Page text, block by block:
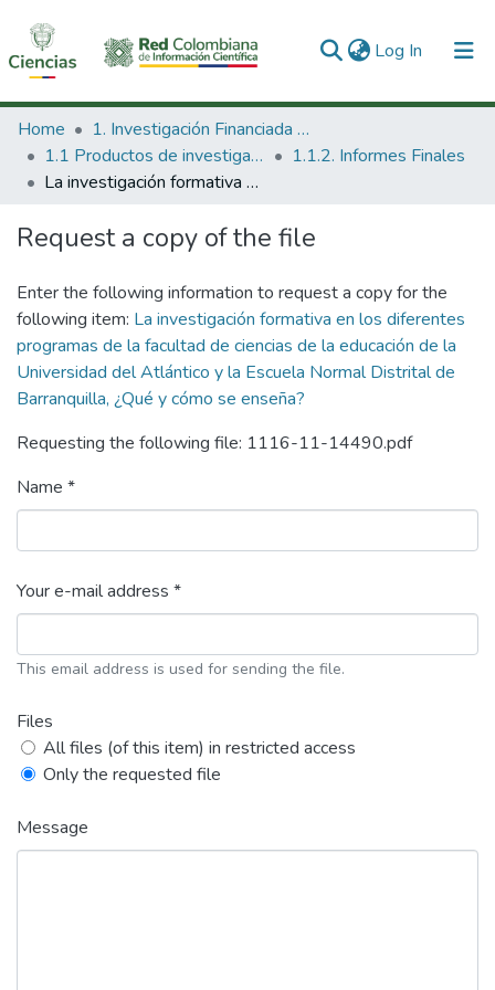
Log In (current)
Communities & Collections
All of DSpace
Home
1. Investigación Financiada con Recursos Públicos
1.1 Productos de investigación
1.1.2. Informes Finales
La investigación formativa en los diferentes programas de la facultad de ciencias de la educación de la Universidad del Atlántico y la Escuela Normal Distrital de Barranquilla, ¿Qué y cómo se enseña?
Request a copy of the file
Enter the following information to request a copy for the
following item: La investigación formativa en los diferentes
programas de la facultad de ciencias de la educación de la
Universidad del Atlántico y la Escuela Normal Distrital de
Barranquilla, ¿Qué y cómo se enseña?
Requesting the following file: 1116-11-14490.pdf
Name *
Your e-mail address *
This email address is used for sending the file.
Files
All files (of this item) in restricted access
Only the requested file
Message